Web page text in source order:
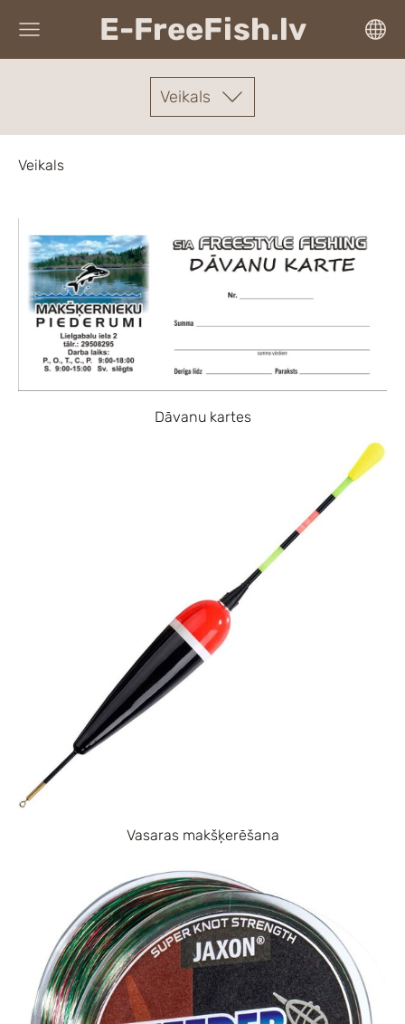
E-FreeFish.lv
Veikals
Veikals
Dāvanu kartes
Vasaras makšķerēšana